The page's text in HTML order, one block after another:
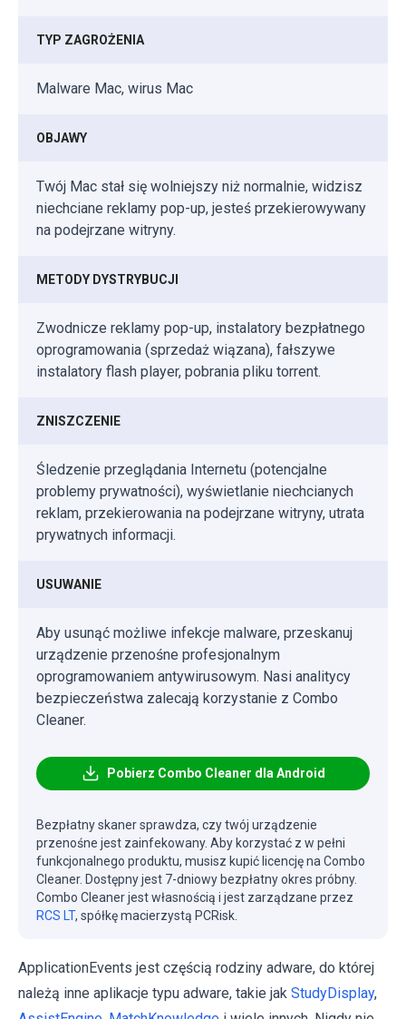
TYP ZAGROŻENIA
Malware Mac, wirus Mac
OBJAWY
Twój Mac stał się wolniejszy niż normalnie, widzisz
niechciane reklamy pop-up, jesteś przekierowywany
na podejrzane witryny.
METODY DYSTRYBUCJI
Zwodnicze reklamy pop-up, instalatory bezpłatnego
oprogramowania (sprzedaż wiązana), fałszywe
instalatory flash player, pobrania pliku torrent.
ZNISZCZENIE
Śledzenie przeglądania Internetu (potencjalne
problemy prywatności), wyświetlanie niechcianych
reklam, przekierowania na podejrzane witryny, utrata
prywatnych informacji.
USUWANIE
Aby usunąć możliwe infekcje malware, przeskanuj
urządzenie przenośne profesjonalnym
oprogramowaniem antywirusowym. Nasi analitycy
bezpieczeństwa zalecają korzystanie z Combo
Cleaner.
Pobierz Combo Cleaner dla Android
Bezpłatny skaner sprawdza, czy twój urządzenie
przenośne jest zainfekowany. Aby korzystać z w pełni
funkcjonalnego produktu, musisz kupić licencję na Combo
Cleaner. Dostępny jest 7-dniowy bezpłatny okres próbny.
Combo Cleaner jest własnością i jest zarządzane przez
RCS LT, spółkę macierzystą PCRisk.
ApplicationEvents jest częścią rodziny adware, do której
należą inne aplikacje typu adware, takie jak StudyDisplay,